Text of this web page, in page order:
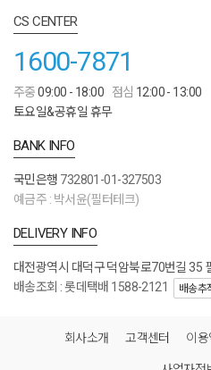
CS CENTER
1600-7871
주중09:00 - 18:00 점심 12:00 - 13:00
토요일&공휴일 휴무
BANK INFO
국민은행 732801-01-327503
예금주 : 박서윤(필터테크)
DELIVERY INFO
대전광역시 대덕구 덕암북로70번길 35
배송조회 : 롯데택배 1588-2121
배송추
회사소개 고객센터 이